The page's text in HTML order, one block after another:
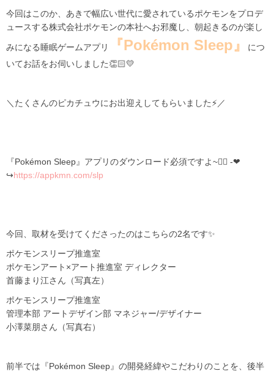
今回はこのか、あきで幅広い世代に愛されているポケモンをプロデ
ュースする株式会社ポケモンの本社へお邪魔し、朝起きるのが楽し
みになる睡眠ゲームアプリ 『Pokémon Sleep』
につ
いてお話をお伺いしました👏🏻💛
＼たくさんのピカチュウにお出迎えしてもらいました⚡／
『Pokémon Sleep』アプリのダウンロード必須ですよ~👍🏻 -❤
↪https://appkmn.com/slp
今回、取材を受けてくださったのはこちらの2名です✨️
ポケモンスリープ推進室
ポケモンアート×アート推進室 ディレクター
首藤まり江さん（写真左）
ポケモンスリープ推進室
管理本部 アートデザイン部 マネジャー/デザイナー
小澤菜朋さん（写真右）
前半では『Pokémon Sleep』の開発経緯やこだわりのことを、後半